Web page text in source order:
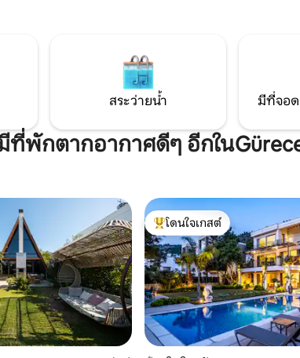
ตัวและความสะดวกสบาย
ภาพและอาหารโฮมเมด
าจะได้ต้อนรับคุณ!
วัคและร้านอาหาร 8 นาที วิลล่
ความสะดวกสบายและความเ
สระว่ายน้ำ มีที่จอ
ที่พักตากอากาศดีๆ อีกใน
โดนใจเกสต์ที่สุด
โดนใจเกสต์